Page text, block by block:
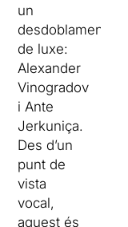
un
desdoblament
de luxe:
Alexander
Vinogradov
i Ante
Jerkuniça.
Des d’un
punt de
vista
vocal,
aquest és